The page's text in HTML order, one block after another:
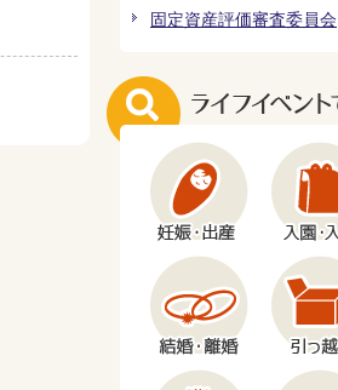
固定資産評価審査委員会